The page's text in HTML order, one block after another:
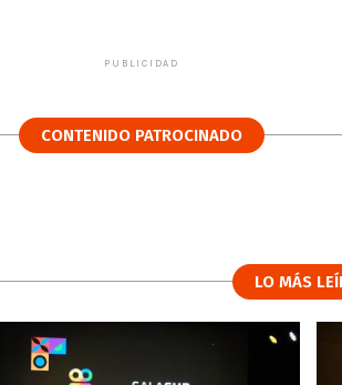
PUBLICIDAD
CONTENIDO PATROCINADO
LO MÁS